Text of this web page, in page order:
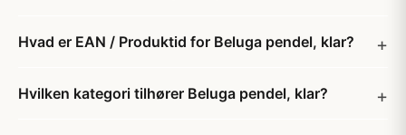
Hvad er EAN / Produktid for Beluga pendel, klar?
Hvilken kategori tilhører Beluga pendel, klar?